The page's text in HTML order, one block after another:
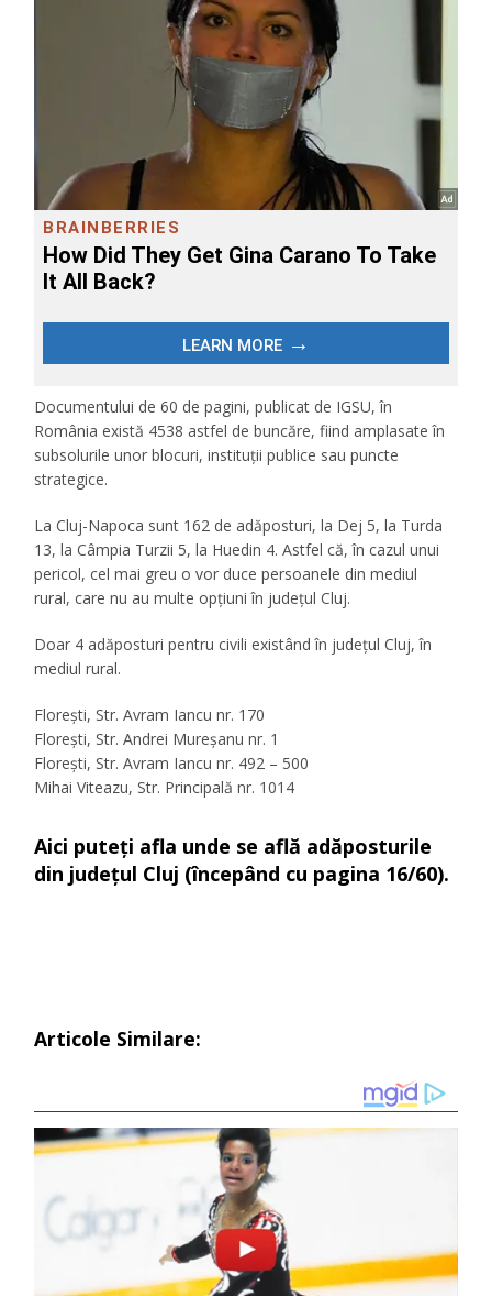
Documentului de 60 de pagini, publicat de IGSU, în
România există 4538 astfel de buncăre, fiind amplasate în
subsolurile unor blocuri, instituții publice sau puncte
strategice.
La Cluj-Napoca sunt 162 de adăposturi, la Dej 5, la Turda
13, la Câmpia Turzii 5, la Huedin 4. Astfel că, în cazul unui
pericol, cel mai greu o vor duce persoanele din mediul
rural, care nu au multe opțiuni în județul Cluj.
Doar 4 adăposturi pentru civili existând în județul Cluj, în
mediul rural.
Florești, Str. Avram Iancu nr. 170
Florești, Str. Andrei Mureşanu nr. 1
Florești, Str. Avram Iancu nr. 492 – 500
Mihai Viteazu, Str. Principală nr. 1014
Aici puteți afla unde se află adăposturile
din județul Cluj (începând cu pagina 16/60).
Articole Similare: